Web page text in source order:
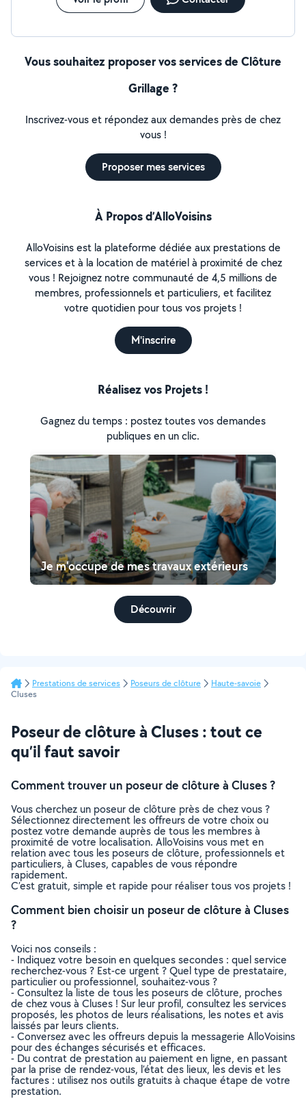
Vous souhaitez proposer vos services de Clôture
Grillage ?
Inscrivez-vous et répondez aux demandes près de chez
vous !
Proposer mes services
À Propos d’AlloVoisins
AlloVoisins est la plateforme dédiée aux prestations de
services et à la location de matériel à proximité de chez
vous ! Rejoignez notre communauté de 4,5 millions de
membres, professionnels et particuliers, et facilitez
votre quotidien pour tous vos projets !
M'inscrire
Réalisez vos Projets !
Gagnez du temps : postez toutes vos demandes
publiques en un clic.
Je m'occupe de mes travaux extérieurs
Découvrir
Prestations de services Poseurs de clôture
Haute-savoie
Cluses
Poseur de clôture à Cluses : tout ce
qu’il faut savoir
Comment trouver un poseur de clôture à Cluses ?
Vous cherchez un poseur de clôture près de chez vous ?
Sélectionnez directement les offreurs de votre choix ou
postez votre demande auprès de tous les membres à
proximité de votre localisation. AlloVoisins vous met en
relation avec tous les poseurs de clôture, professionnels et
particuliers, à Cluses, capables de vous répondre
rapidement.
C’est gratuit, simple et rapide pour réaliser tous vos projets !
Comment bien choisir un poseur de clôture à Cluses
?
Voici nos conseils :
- Indiquez votre besoin en quelques secondes : quel service
recherchez-vous ? Est-ce urgent ? Quel type de prestataire,
particulier ou professionnel, souhaitez-vous ?
- Consultez la liste de tous les poseurs de clôture, proches
de chez vous à Cluses ! Sur leur profil, consultez les services
proposés, les photos de leurs réalisations, les notes et avis
laissés par leurs clients.
- Conversez avec les offreurs depuis la messagerie AlloVoisins
pour des échanges sécurisés et efficaces.
- Du contrat de prestation au paiement en ligne, en passant
par la prise de rendez-vous, l’état des lieux, les devis et les
factures : utilisez nos outils gratuits à chaque étape de votre
prestation.